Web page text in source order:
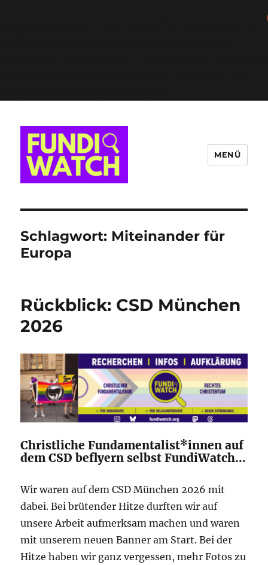
MENÜ
Schlagwort: Miteinander für
Europa
Rückblick: CSD München
2026
Christliche Fundamentalist*innen auf
dem CSD beflyern selbst FundiWatch…
Wir waren auf dem CSD München 2026 mit
dabei. Bei brütender Hitze durften wir auf
unsere Arbeit aufmerksam machen und waren
mit unserem neuen Banner am Start. Bei der
Hitze haben wir ganz vergessen, mehr Fotos zu